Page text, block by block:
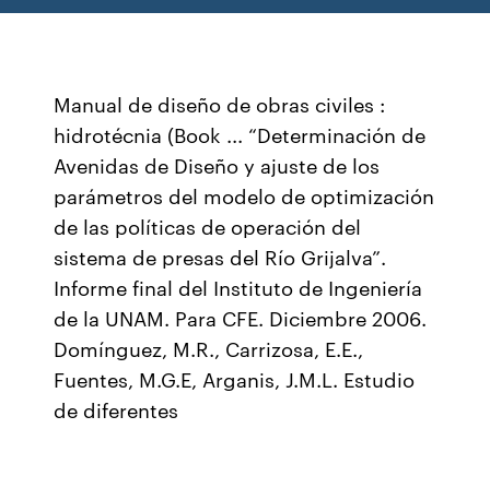
Manual de diseño de obras civiles :
hidrotécnia (Book ... “Determinación de
Avenidas de Diseño y ajuste de los
parámetros del modelo de optimización
de las políticas de operación del
sistema de presas del Río Grijalva”.
Informe final del Instituto de Ingeniería
de la UNAM. Para CFE. Diciembre 2006.
Domínguez, M.R., Carrizosa, E.E.,
Fuentes, M.G.E, Arganis, J.M.L. Estudio
de diferentes